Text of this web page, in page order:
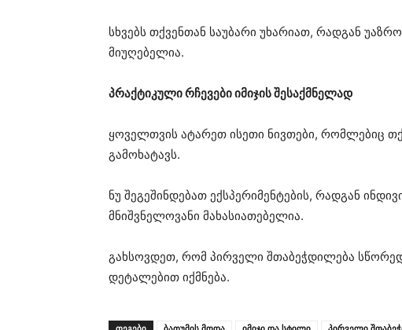
სხვებს თქვენთან საუბარი უხარიათ, რადგან
მიუღებელია.
პრაქტიკული რჩევები იმიჯის შესაქმნელად
ყოველთვის ატარეთ ისეთი ნივთები, რომლებიც
გამოხატავს.
ნუ შეგეშინდებათ ექსპერიმენტების, რადგან
მნიშვნელოვანი მახასიათებელია.
გახსოვდეთ, რომ პირველი შთაბეჭდილება
დეტალებით იქმნება.